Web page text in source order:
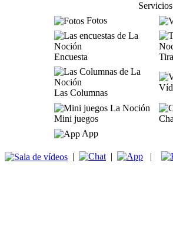
Servicios
Fotos
Encuesta
Las Columnas
Mini juegos
App
| | |